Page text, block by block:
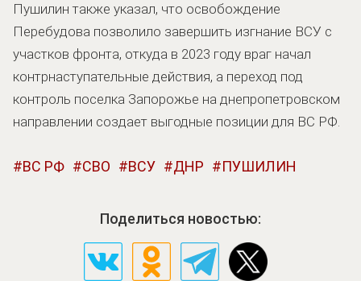
Пушилин также указал, что освобождение
Перебудова позволило завершить изгнание ВСУ с
участков фронта, откуда в 2023 году враг начал
контрнаступательные действия, а переход под
контроль поселка Запорожье на днепропетровском
направлении создает выгодные позиции для ВС РФ.
ВС РФ СВО ВСУ ДНР ПУШИЛИН
Поделиться новостью: